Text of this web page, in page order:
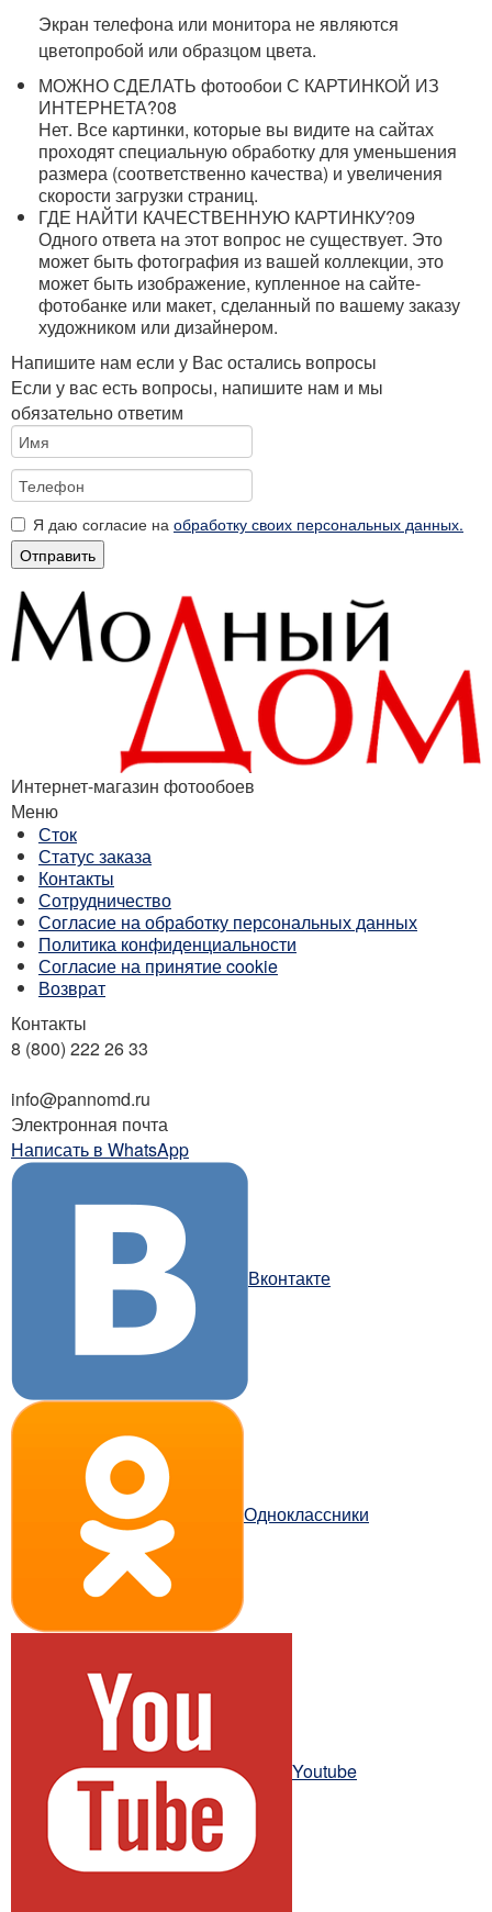
Экран телефона или монитора не являются
цветопробой или образцом цвета.
МОЖНО СДЕЛАТЬ фотообои С КАРТИНКОЙ ИЗ
ИНТЕРНЕТА?08
Нет. Все картинки, которые вы видите на сайтах
проходят специальную обработку для уменьшения
размера (соответственно качества) и увеличения
скорости загрузки страниц.
ГДЕ НАЙТИ КАЧЕСТВЕННУЮ КАРТИНКУ?09
Одного ответа на этот вопрос не существует. Это
может быть фотография из вашей коллекции, это
может быть изображение, купленное на сайте-
фотобанке или макет, сделанный по вашему заказу
художником или дизайнером.
Напишите нам если у Вас остались вопросы
Если у вас есть вопросы, напишите нам и мы
обязательно ответим
Я даю согласие на обработку своих персональных данных.
Отправить
Интернет-магазин фотообоев
Меню
Сток
Статус заказа
Контакты
Сотрудничество
Согласие на обработку персональных данных
Политика конфиденциальности
Соглаcие на принятие cookie
Возврат
Контакты
8 (800) 222 26 33
info@pannomd.ru
Электронная почта
Написать в WhatsApp
Вконтакте
Одноклассники
Youtube